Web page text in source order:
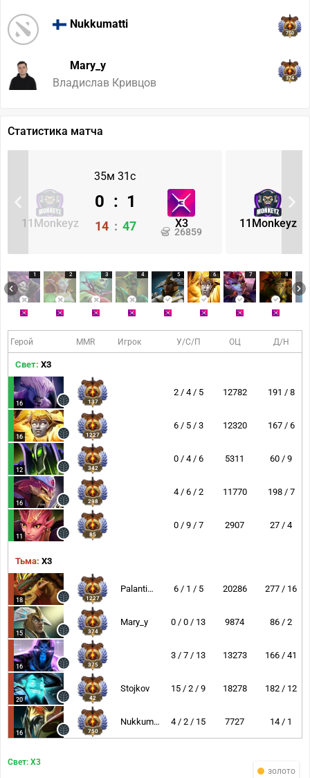
Nukkumatti
750
Mary_y
Владислав Кривцов
374
Статистика матча
35м 31с
11Monkeyz X3
26859
0 : 1
14 : 47 11Monkeyz
1 2 3 4 5 6 7 8
Герой MMR Игрок У/С/П ОЦ Д/Н
Свет: X3
16 137
2 / 4 / 5 12782 191 / 8
16 1227
6 / 5 / 3 12320 167 / 6
12 342
0 / 4 / 6 5311 60 / 9
16 298
4 / 6 / 2 11770 198 / 7
11 85
0 / 9 / 7 2907 27 / 4
Тьма: X3
18 1227
Palantimos 6 / 1 / 5 20286 277 / 16
15 374
Mary_y 0 / 0 / 13 9874 86 / 2
16 375
3 / 7 / 13 13273 166 / 41
20 42
Stojkov 15 / 2 / 9 18278 182 / 12
16 750
Nukkumatti 4 / 2 / 15 7727 14 / 1
золото
Свет: X3